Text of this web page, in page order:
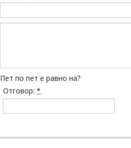
Пет по пет е равно на?
Отговор: *